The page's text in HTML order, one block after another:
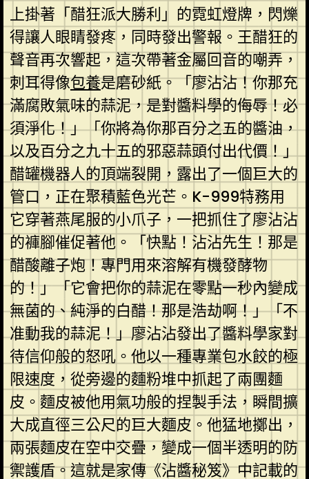
上掛著「醋狂派大勝利」的霓虹燈牌，閃爍
得讓人眼睛發疼，同時發出警報。王醋狂的
聲音再次響起，這次帶著金屬回音的嘲弄，
刺耳得像包養是磨砂紙。「廖沾沾！你那充
滿腐敗氣味的蒜泥，是對醬料學的侮辱！必
須淨化！」「你將為你那百分之五的醬油，
以及百分之九十五的邪惡蒜頭付出代價！」
醋罐機器人的頂端裂開，露出了一個巨大的
管口，正在聚積藍色光芒。K-999特務用
它穿著燕尾服的小爪子，一把抓住了廖沾沾
的褲腳催促著他。「快點！沾沾先生！那是
醋酸離子炮！專門用來溶解有機發酵物
的！」「它會把你的蒜泥在零點一秒內變成
無菌的、純淨的白醋！那是浩劫啊！」「不
准動我的蒜泥！」廖沾沾發出了醬料學家對
待信仰般的怒吼。他以一種專業包水餃的極
限速度，從旁邊的麵粉堆中抓起了兩團麵
皮。麵皮被他用氣功般的捏製手法，瞬間擴
大成直徑三公尺的巨大麵皮。他猛地擲出，
兩張麵皮在空中交疊，變成一個半透明的防
禦護盾。這就是家傳《沾醬秘笈》中記載的